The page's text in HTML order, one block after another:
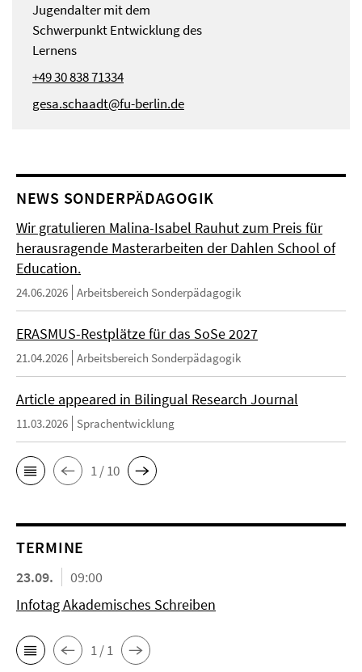
Jugendalter mit dem
Schwerpunkt Entwicklung des
Lernens
+49 30 838 71334
gesa.schaadt@fu-berlin.de
NEWS SONDERPÄDAGOGIK
Wir gratulieren Malina-Isabel Rauhut zum Preis für
herausragende Masterarbeiten der Dahlen School of
Education.
24.06.2026 Arbeitsbereich Sonderpädagogik
ERASMUS-Restplätze für das SoSe 2027
21.04.2026 Arbeitsbereich Sonderpädagogik
Article appeared in Bilingual Research Journal
11.03.2026 Sprachentwicklung
1 / 10
TERMINE
23.09.
09:00
Infotag Akademisches Schreiben
1 / 1